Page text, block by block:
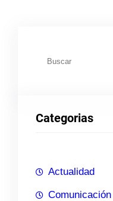
a
Categorias
Actualidad